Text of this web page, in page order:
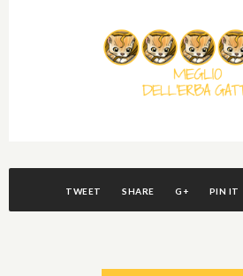
TWEET SHARE G+ PIN IT